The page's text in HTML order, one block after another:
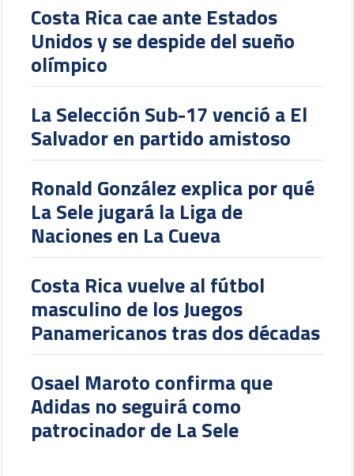
Costa Rica cae ante Estados
Unidos y se despide del sueño
olímpico
La Selección Sub-17 venció a El
Salvador en partido amistoso
Ronald González explica por qué
La Sele jugará la Liga de
Naciones en La Cueva
Costa Rica vuelve al fútbol
masculino de los Juegos
Panamericanos tras dos décadas
Osael Maroto confirma que
Adidas no seguirá como
patrocinador de La Sele